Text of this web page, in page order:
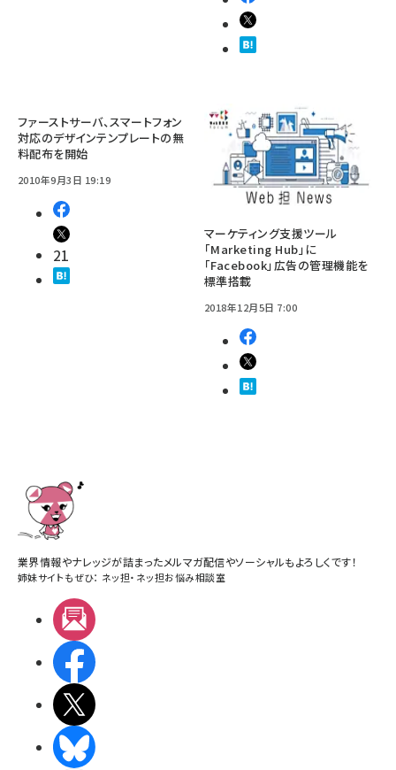
ファーストサーバ、スマートフォン
対応のデザインテンプレートの無
料配布を開始
2010年9月3日 19:19
21
マーケティング支援ツール
「Marketing Hub」に
「Facebook」広告の管理機能を
標準搭載
2018年12月5日 7:00
業界情報やナレッジが詰まったメルマガ配信やソーシャルもよろしくです！
姉妹サイトもぜひ： ネッ担・ ネッ担お悩み相談室